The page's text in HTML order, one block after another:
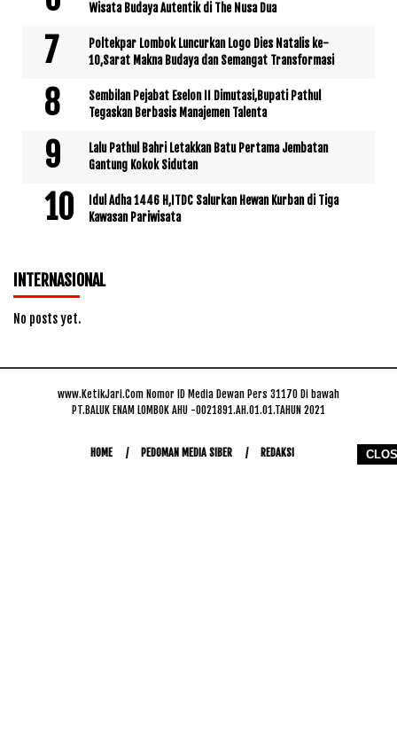
Wisata Budaya Autentik di The Nusa Dua
Poltekpar Lombok Luncurkan Logo Dies Natalis ke-
10,Sarat Makna Budaya dan Semangat Transformasi
Sembilan Pejabat Eselon II Dimutasi,Bupati Pathul
Tegaskan Berbasis Manajemen Talenta
Lalu Pathul Bahri Letakkan Batu Pertama Jembatan
Gantung Kokok Sidutan
Idul Adha 1446 H,ITDC Salurkan Hewan Kurban di Tiga
Kawasan Pariwisata
INTERNASIONAL
No posts yet.
www.KetikJari.Com Nomor ID Media Dewan Pers 31170 Di bawah
PT.BALUK ENAM LOMBOK AHU -0021891.AH.01.01.TAHUN 2021
HOME PEDOMAN MEDIA SIBER REDAKSI